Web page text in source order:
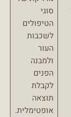
סוגי
הטיפולים
לשכבות
העור
ולמבנה
הפנים
לקבלת
תוצאה
אופטימלית.